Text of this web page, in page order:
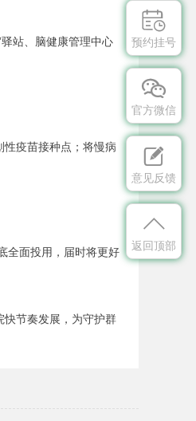
站、脑健康管理中心
性疫苗接种点；将慢病
全面投用，届时将更好
快节奏发展，为守护群

预约挂号

官方微信

意见反馈

返回顶部